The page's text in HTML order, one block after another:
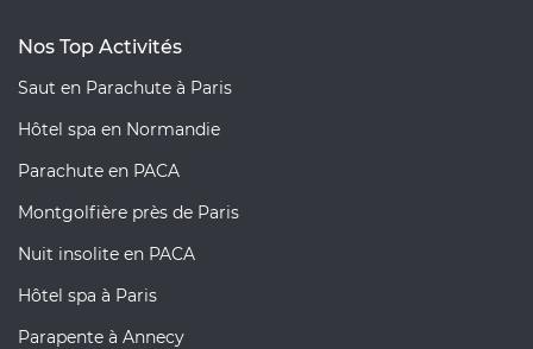
Nos Top Activités
Saut en Parachute à Paris
Hôtel spa en Normandie
Parachute en PACA
Montgolfière près de Paris
Nuit insolite en PACA
Hôtel spa à Paris
Parapente à Annecy